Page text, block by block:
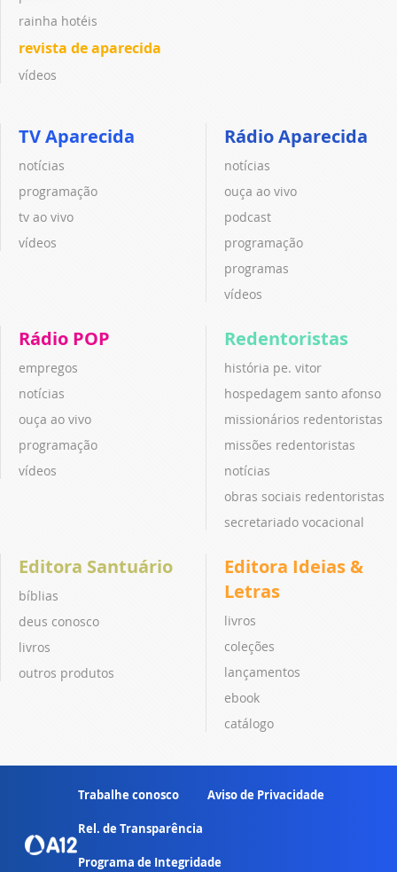
rainha hotéis
revista de aparecida
vídeos
TV Aparecida
notícias
programação
tv ao vivo
vídeos
Rádio Aparecida
notícias
ouça ao vivo
podcast
programação
programas
vídeos
Rádio POP
empregos
notícias
ouça ao vivo
programação
vídeos
Redentoristas
história pe. vitor
hospedagem santo afonso
missionários redentoristas
missões redentoristas
notícias
obras sociais redentoristas
secretariado vocacional
Editora Santuário
bíblias
deus conosco
livros
outros produtos
Editora Ideias &
Letras
livros
coleções
lançamentos
ebook
catálogo
Trabalhe conosco Aviso de Privacidade
Rel. de Transparência
Programa de Integridade